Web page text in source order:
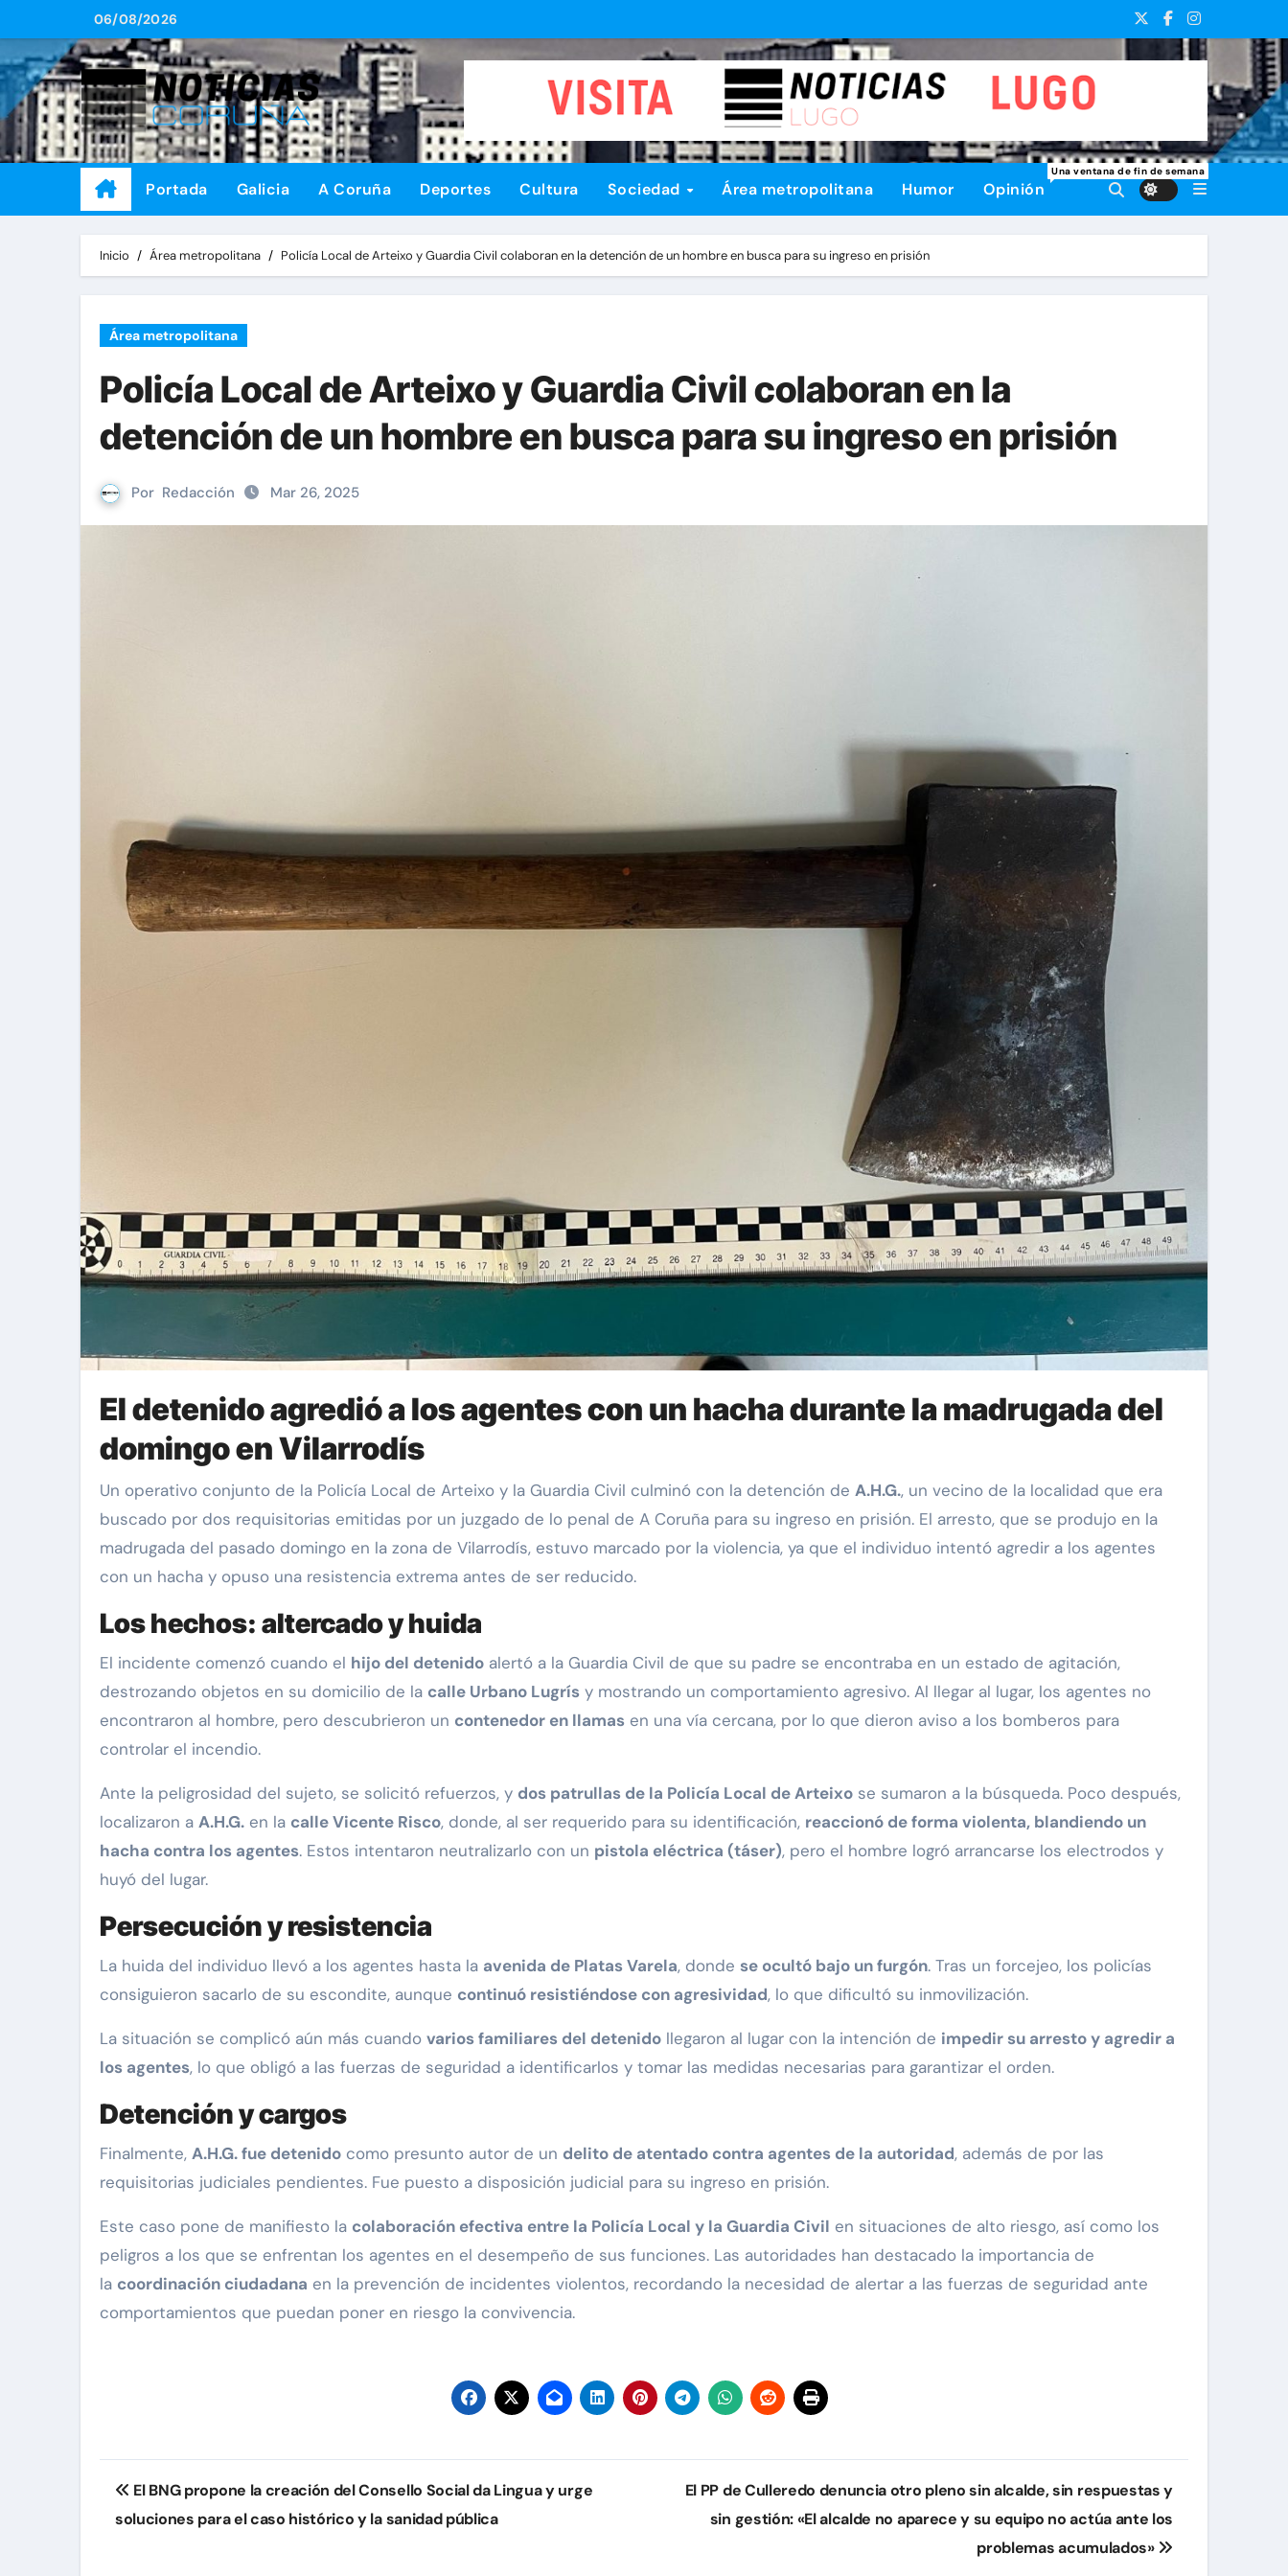
al
contenido
06/08/2026
Portada Galicia A Coruña Deportes Cultura Sociedad Área metropolitana Humor Opinión
Una ventana de fin de semana
Inicio Área metropolitana Policía Local de Arteixo y Guardia Civil colaboran en la detención de un hombre en busca para su ingreso en prisión
Área metropolitana
Policía Local de Arteixo y Guardia Civil colaboran en la
detención de un hombre en busca para su ingreso en prisión
Por Redacción Mar 26, 2025
El detenido agredió a los agentes con un hacha durante la madrugada del
domingo en Vilarrodís
Un operativo conjunto de la Policía Local de Arteixo y la Guardia Civil culminó con la detención de A.H.G., un vecino de la localidad que era
buscado por dos requisitorias emitidas por un juzgado de lo penal de A Coruña para su ingreso en prisión. El arresto, que se produjo en la
madrugada del pasado domingo en la zona de Vilarrodís, estuvo marcado por la violencia, ya que el individuo intentó agredir a los agentes
con un hacha y opuso una resistencia extrema antes de ser reducido.
Los hechos: altercado y huida
El incidente comenzó cuando el hijo del detenido alertó a la Guardia Civil de que su padre se encontraba en un estado de agitación,
destrozando objetos en su domicilio de la calle Urbano Lugrís y mostrando un comportamiento agresivo. Al llegar al lugar, los agentes no
encontraron al hombre, pero descubrieron un contenedor en llamas en una vía cercana, por lo que dieron aviso a los bomberos para
controlar el incendio.
Ante la peligrosidad del sujeto, se solicitó refuerzos, y dos patrullas de la Policía Local de Arteixo se sumaron a la búsqueda. Poco después,
localizaron a A.H.G. en la calle Vicente Risco, donde, al ser requerido para su identificación, reaccionó de forma violenta, blandiendo un
hacha contra los agentes. Estos intentaron neutralizarlo con un pistola eléctrica (táser), pero el hombre logró arrancarse los electrodos y
huyó del lugar.
Persecución y resistencia
La huida del individuo llevó a los agentes hasta la avenida de Platas Varela, donde se ocultó bajo un furgón. Tras un forcejeo, los policías
consiguieron sacarlo de su escondite, aunque continuó resistiéndose con agresividad, lo que dificultó su inmovilización.
La situación se complicó aún más cuando varios familiares del detenido llegaron al lugar con la intención de impedir su arresto y agredir a
los agentes, lo que obligó a las fuerzas de seguridad a identificarlos y tomar las medidas necesarias para garantizar el orden.
Detención y cargos
Finalmente, A.H.G. fue detenido como presunto autor de un delito de atentado contra agentes de la autoridad, además de por las
requisitorias judiciales pendientes. Fue puesto a disposición judicial para su ingreso en prisión.
Este caso pone de manifiesto la colaboración efectiva entre la Policía Local y la Guardia Civil en situaciones de alto riesgo, así como los
peligros a los que se enfrentan los agentes en el desempeño de sus funciones. Las autoridades han destacado la importancia de
la coordinación ciudadana en la prevención de incidentes violentos, recordando la necesidad de alertar a las fuerzas de seguridad ante
comportamientos que puedan poner en riesgo la convivencia.
Navegación
de
El BNG propone la creación del Consello Social da Lingua y urge
soluciones para el caso histórico y la sanidad pública
El PP de Culleredo denuncia otro pleno sin alcalde, sin respuestas y
sin gestión: «El alcalde no aparece y su equipo no actúa ante los
problemas acumulados»